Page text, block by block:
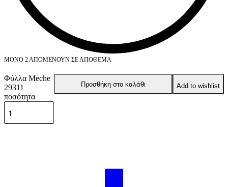
ΜΌΝΟ 2 ΑΠΟΜΈΝΟΥΝ ΣΕ ΑΠΌΘΕΜΑ
Φύλλα Meche
29311
ποσότητα
Προσθήκη στο καλάθι Add to wishlist
Περιγραφή